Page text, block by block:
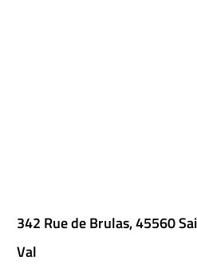
342 Rue de Brulas, 45560
Val